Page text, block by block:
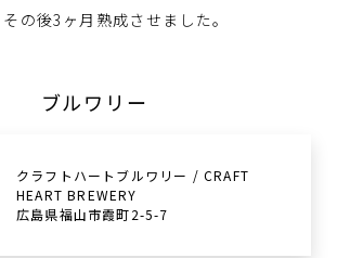
の後3ヶ月熟成させました。
ブルワリー
クラフトハートブルワリー / CRAFT
HEART BREWERY
広島県福山市霞町2-5-7